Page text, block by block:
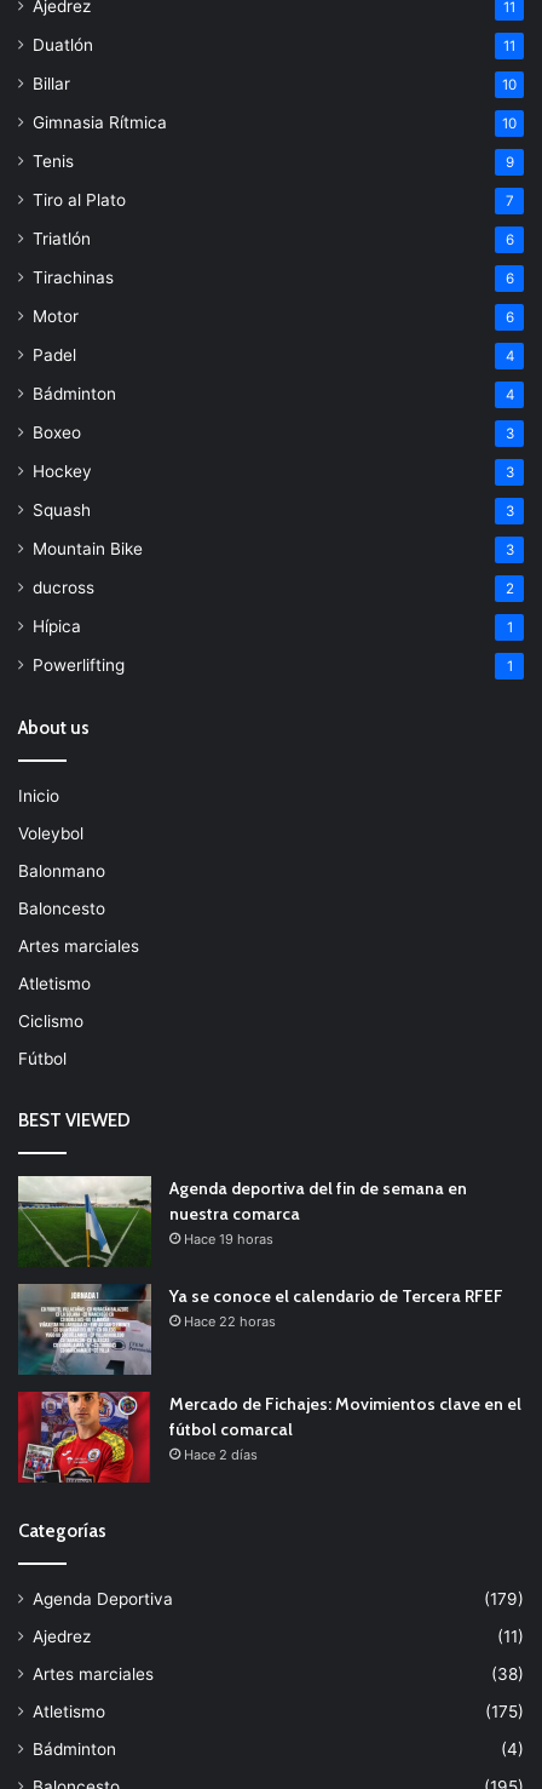
Ajedrez 11
Duatlón 11
Billar 10
Gimnasia Rítmica 10
Tenis 9
Tiro al Plato 7
Triatlón 6
Tirachinas 6
Motor 6
Padel 4
Bádminton 4
Boxeo 3
Hockey 3
Squash 3
Mountain Bike 3
ducross 2
Hípica 1
Powerlifting 1
About us
Inicio
Voleybol
Balonmano
Baloncesto
Artes marciales
Atletismo
Ciclismo
Fútbol
BEST VIEWED
Agenda deportiva del fin de semana en
nuestra comarca
Hace 19 horas
Ya se conoce el calendario de Tercera RFEF
Hace 22 horas
Mercado de Fichajes: Movimientos clave en el
fútbol comarcal
Hace 2 días
Categorías
Agenda Deportiva
(179)
Ajedrez
(11)
Artes marciales
(38)
Atletismo
(175)
Bádminton
(4)